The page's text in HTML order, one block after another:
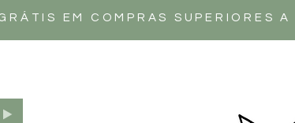
EM COMPRAS SUPERIORES